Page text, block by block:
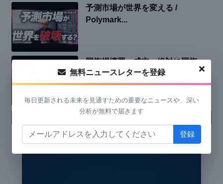
予測市場が世界を変える /
Polymark...
国旗損壊罪、成立。絶対に国旗
を損壊してはいけ...
YouTube 動画をもっと見る
無料ニュースレターを登録
毎日更新される未来を見通すための重要なニュースや、深い
分析が無料で届きます